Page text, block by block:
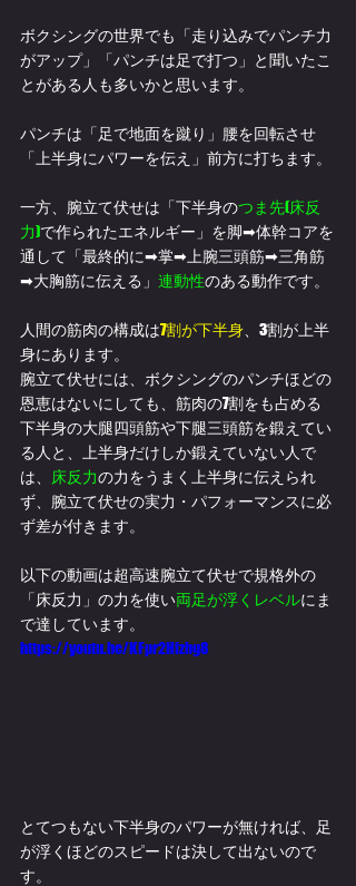
ボクシングの世界でも「走り込みでパンチ力
がアップ」「パンチは足で打つ」と聞いたこ
とがある人も多いかと思います。
パンチは「足で地面を蹴り」腰を回転させ
「上半身にパワーを伝え」前方に打ちます。
一方、腕立て伏せは「下半身のつま先(床反
力)で作られたエネルギー」を脚➡体幹コアを
通して「最終的に➡掌➡上腕三頭筋➡三角筋
➡大胸筋に伝える」 連動性のある動作です。
人間の筋肉の構成は7割が下半身 、3割が上半
身にあります。
腕立て伏せには、ボクシングのパンチほどの
恩恵はないにしても、筋肉の7割をも占める
下半身の大腿四頭筋や下腿三頭筋を鍛えてい
る人と、上半身だけしか鍛えていない人で
は、
床反力の力をうまく上半身に伝えられ
ず、 腕立て伏せの実力・パフォーマンスに必
ず差が付きます。
以下の動画は超高速腕立て伏せで規格外の
「床反力」の力を使い両足が浮くレベルにま
で達しています。
https://youtu.be/KFpr2Hfzbg8
とてつもない下半身のパワーが無ければ、足
が浮くほどのスピードは決して出ないので
す。